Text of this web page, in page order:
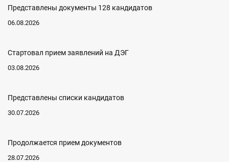
Представлены документы 128 кандидатов
06.08.2026
Стартовал прием заявлений на ДЭГ
03.08.2026
Представлены списки кандидатов
30.07.2026
Продолжается прием документов
28.07.2026